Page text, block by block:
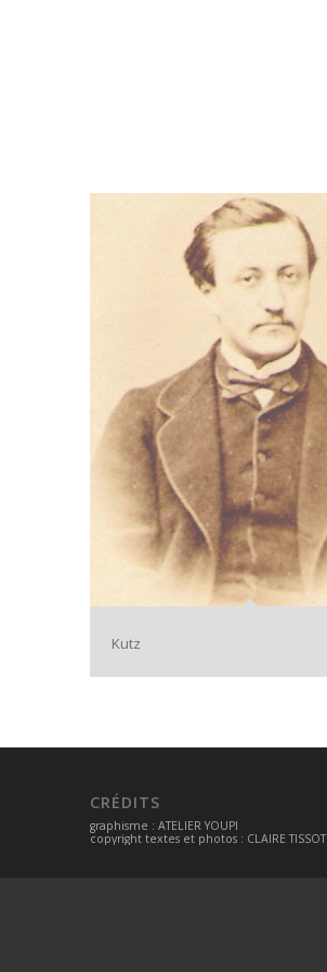
Kutz
CRÉDITS
graphisme : ATELIER YOUPI
copyright textes et photos : CLAIRE TISSOT